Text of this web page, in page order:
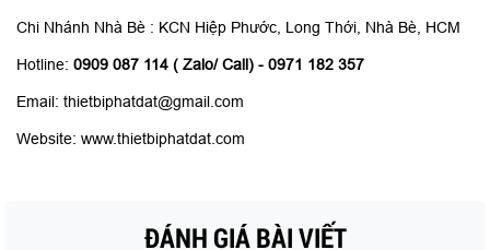
Chi Nhánh Nhà Bè : KCN Hiệp Phước, Long Thới, Nhà Bè, HCM
Hotline: 0909 087 114 ( Zalo/ Call) - 0971 182 357
Email: thietbiphatdat@gmail.com
Website: www.thietbiphatdat.com
ĐÁNH GIÁ BÀI VIẾT